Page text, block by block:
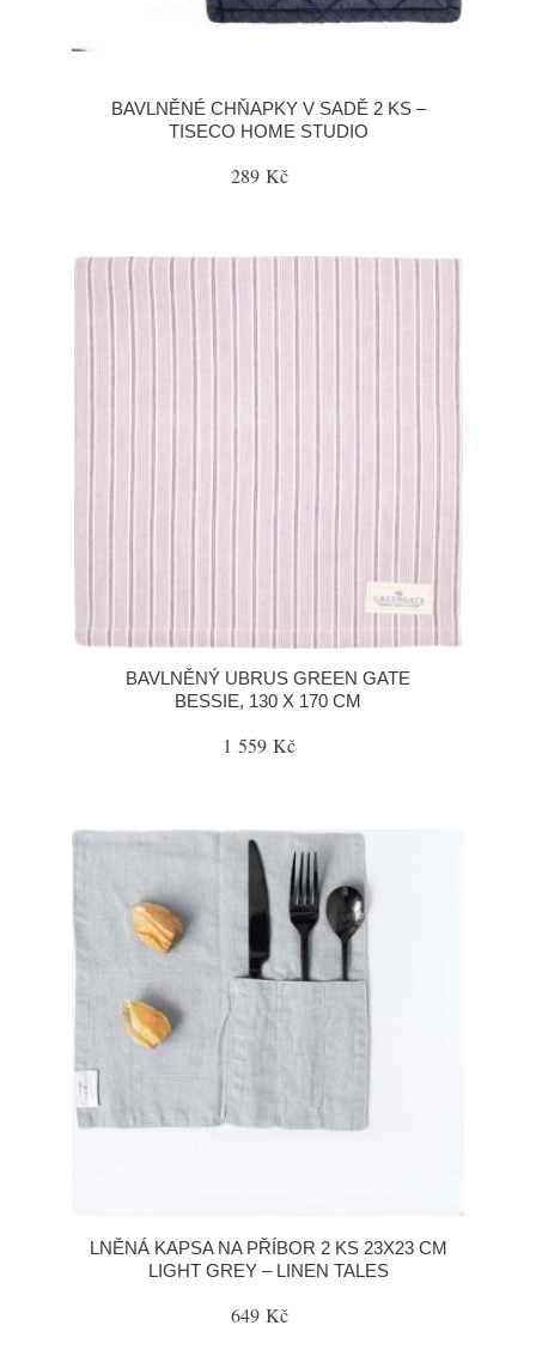
BAVLNĚNÉ CHŇAPKY V SADĚ 2 KS –
TISECO HOME STUDIO
289 Kč
BAVLNĚNÝ UBRUS GREEN GATE
BESSIE, 130 X 170 CM
1 559 Kč
LNĚNÁ KAPSA NA PŘÍBOR 2 KS 23X23 CM
LIGHT GREY – LINEN TALES
649 Kč